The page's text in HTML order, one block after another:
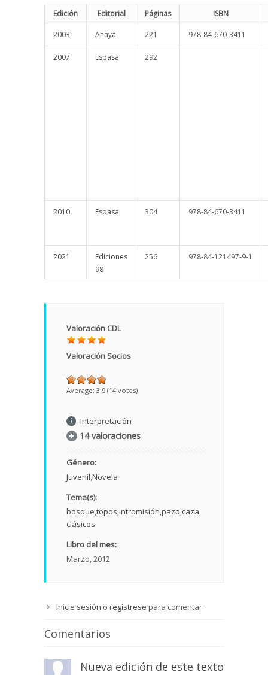
Edición Editorial Páginas ISBN
2003 Anaya 221 978-84-670-3411
2007 Espasa 292
2010 Espasa 304 978-84-670-3411
2021
Ediciones
98
256 978-84-121497-9-1
Valoración CDL
Valoración Socios
Average: 3.9 (14 votes)
Interpretación
14 valoraciones
Género:
Juvenil Novela
Tema(s):
bosque topos intromisión pazo caza
clásicos
Libro del mes:
Marzo, 2012
Inicie sesión o regístrese para comentar
Comentarios
Nueva edición de este texto